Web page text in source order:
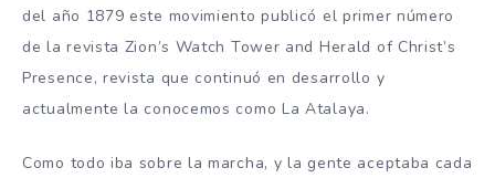
del año 1879 este movimiento publicó el primer número
de la revista Zion’s Watch Tower and Herald of Christ’s
Presence, revista que continuó en desarrollo y
actualmente la conocemos como La Atalaya.
Como todo iba sobre la marcha, y la gente aceptaba cada